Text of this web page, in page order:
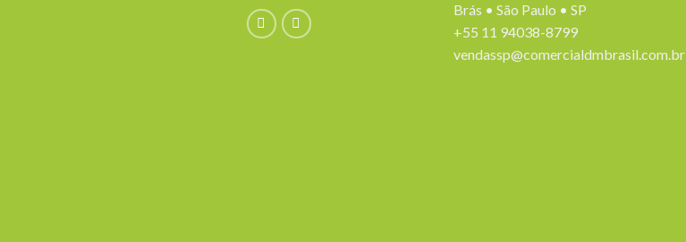
Brás • São Paulo • SP
+55 11 94038-8799
vendassp@comercialdmbrasil.com.br